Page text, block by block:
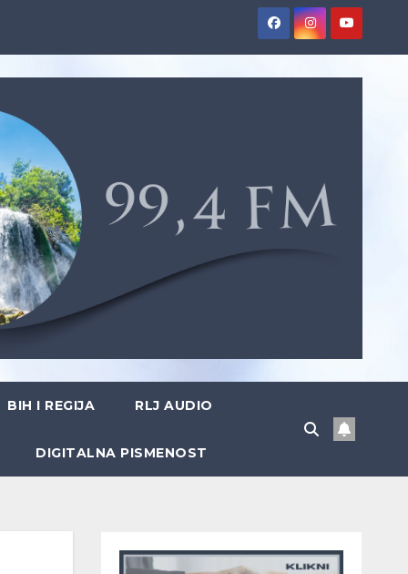
BIH I REGIJA RLJ AUDIO
DIGITALNA PISMENOST